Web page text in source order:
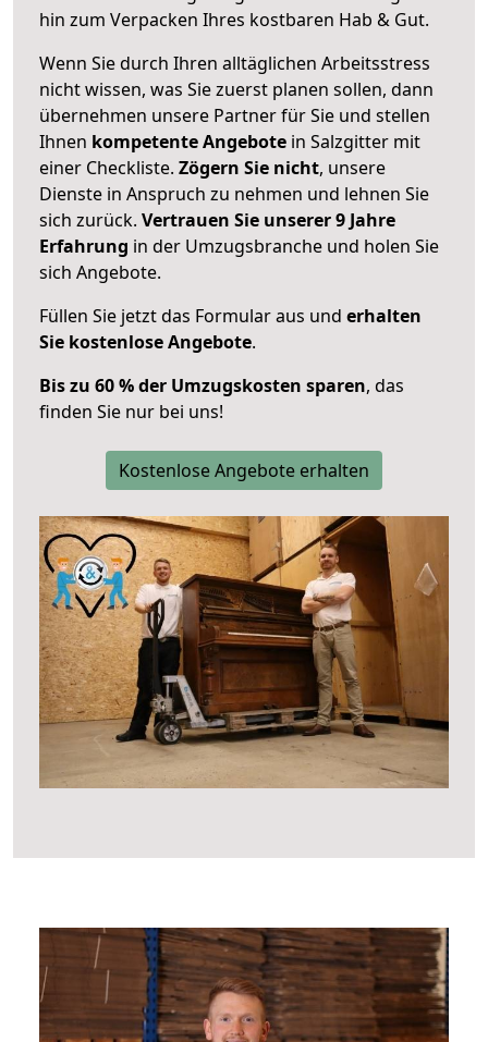
hin zum Verpacken Ihres kostbaren Hab & Gut.
Wenn Sie durch Ihren alltäglichen Arbeitsstress
nicht wissen, was Sie zuerst planen sollen, dann
übernehmen unsere Partner für Sie und stellen
Ihnen kompetente Angebote in Salzgitter mit
einer Checkliste. Zögern Sie nicht, unsere
Dienste in Anspruch zu nehmen und lehnen Sie
sich zurück. Vertrauen Sie unserer 9 Jahre
Erfahrung in der Umzugsbranche und holen Sie
sich Angebote.
Füllen Sie jetzt das Formular aus und erhalten
Sie kostenlose Angebote.
Bis zu 60 % der Umzugskosten sparen, das
finden Sie nur bei uns!
Kostenlose Angebote erhalten